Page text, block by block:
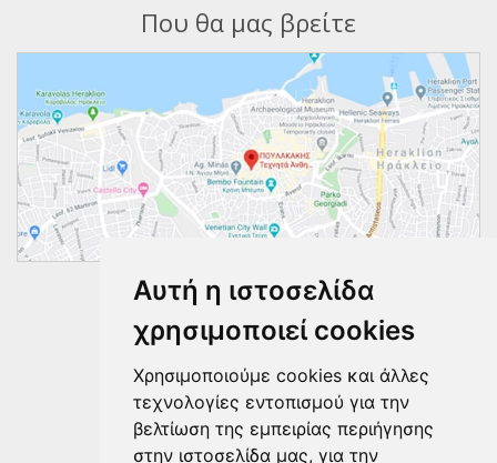
Αυτή η ιστοσελίδα
χρησιμοποιεί cookies
Χρησιμοποιούμε cookies και άλλες
τεχνολογίες εντοπισμού για την
βελτίωση της εμπειρίας περιήγησης
στην ιστοσελίδα μας, για την
Που θα μας βρείτε
Ακολουθήστε μας